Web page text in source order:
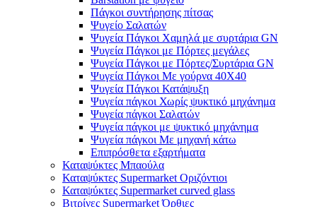
Πάγκοι συντήρησης πίτσας
Ψυγείο Σαλατών
Ψυγεία Πάγκοι Χαμηλά με συρτάρια GN
Ψυγεία Πάγκοι με Πόρτες μεγάλες
Ψυγεία Πάγκοι με Πόρτες/Συρτάρια GN
Ψυγεία Πάγκοι Με γούρνα 40Χ40
Ψυγεία Πάγκοι Κατάψυξη
Ψυγεία πάγκοι Χωρίς ψυκτικό μηχάνημα
Ψυγεία πάγκοι Σαλατών
Ψυγεία πάγκοι με ψυκτικό μηχάνημα
Ψυγεία πάγκοι Με μηχανή κάτω
Επιπρόσθετα εξαρτήματα
Καταψύκτες Μπαούλα
Καταψύκτες Supermarket Οριζόντιοι
Καταψύκτες Supermarket curved glass
Βιτρίνες Supermarket Όρθιες